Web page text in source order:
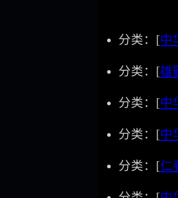
分类：[中
分类：[雄
分类：[中
分类：[中
分类：[仁